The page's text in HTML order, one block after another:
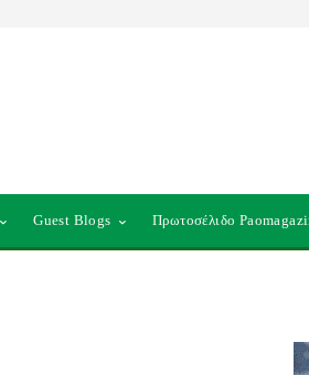
Guest Blogs Πρωτοσέλιδο